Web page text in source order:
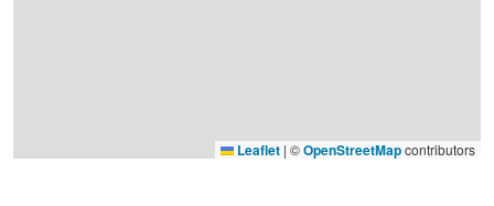
Leaflet | ©OpenStreetMapcontributors